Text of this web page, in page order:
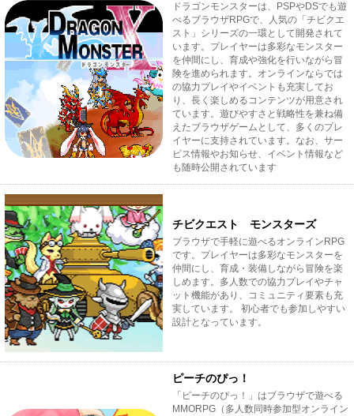
ドラゴンモンスターは、PSPやDSでも遊
べるブラウザRPGで、人気の「チビクエ
スト」シリーズの一環として開発されて
います。プレイヤーは多彩なモンスター
を仲間にし、育成や強化を行いながら冒
険を進められます。オンラインならでは
の協力プレイやイベントも充実してお
り、長く楽しめるコンテンツが用意され
ています。遊びやすさと戦略性を兼ね備
えたブラウザゲームとして、多くのプレ
イヤーに支持されています。なお、サー
ビス情報やお知らせ、イベント情報など
も随時公開されています
チビクエスト モンスターズ
ブラウザで手軽に遊べるオンラインRPG
です。プレイヤーは多彩なモンスターを
仲間にし、育成・装備しながら冒険を楽
しめます。多人数での協力プレイやチャ
ット機能があり、コミュニティ要素も充
実しています。 初心者でも参加しやすい
設計となっています。
ピーチのぴっ！
「ピーチのぴっ！」はブラウザで遊べる
MMORPG（多人数同時参加型オンライン